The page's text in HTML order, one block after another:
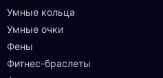
Умные кольца
Умные очки
Фены
Фитнес-браслеты